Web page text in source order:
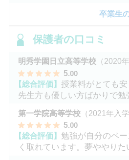
卒業生
保護者の口コミ
明秀学園日立高等学校 （2020
5.00
【総合評価】授業料がとても安
先生方も優しい方ばかりで勉
第一学院高等学校 （2021年入学
5.00
【総合評価】 勉強が自分のペ
く取れています。夢ややり